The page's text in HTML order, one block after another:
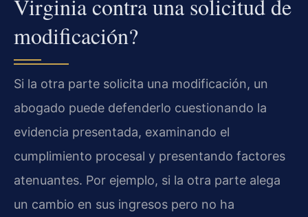
Virginia contra una solicitud de
modificación?
Si la otra parte solicita una modificación, un
abogado puede defenderlo cuestionando la
evidencia presentada, examinando el
cumplimiento procesal y presentando factores
atenuantes. Por ejemplo, si la otra parte alega
un cambio en sus ingresos pero no ha